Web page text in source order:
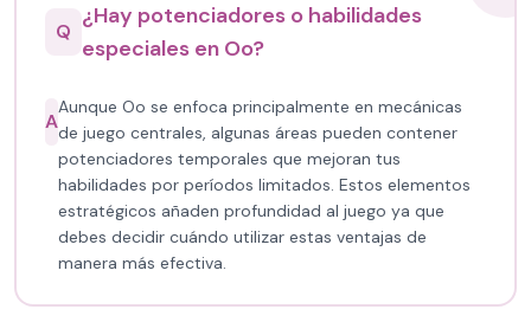
Q
¿Hay potenciadores o habilidades
especiales en Oo?
A
Aunque Oo se enfoca principalmente en mecánicas
de juego centrales, algunas áreas pueden contener
potenciadores temporales que mejoran tus
habilidades por períodos limitados. Estos elementos
estratégicos añaden profundidad al juego ya que
debes decidir cuándo utilizar estas ventajas de
manera más efectiva.